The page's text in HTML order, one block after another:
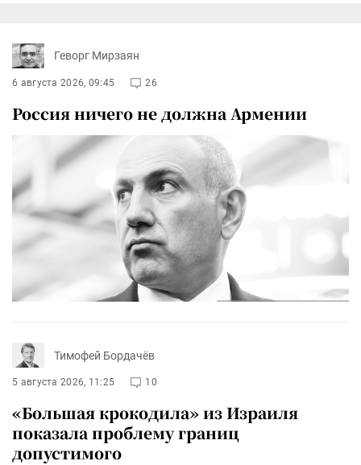
Геворг Мирзаян
6 августа 2026, 09:45 26
Россия ничего не должна Армении
Тимофей Бордачёв
5 августа 2026, 11:25 10
«Большая крокодила» из Израиля
показала проблему границ
допустимого